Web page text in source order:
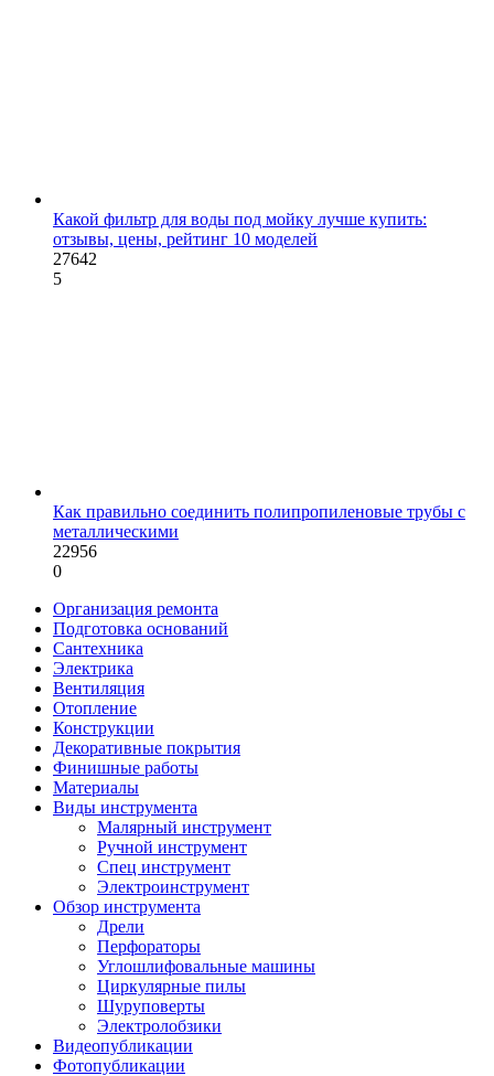
Какой фильтр для воды под мойку лучше купить:
отзывы, цены, рейтинг 10 моделей
27642
5
Как правильно соединить полипропиленовые трубы с
металлическими
22956
0
Организация ремонта
Подготовка оснований
Сантехника
Электрика
Вентиляция
Отопление
Конструкции
Декоративные покрытия
Финишные работы
Материалы
Виды инструмента
Малярный инструмент
Ручной инструмент
Спец инструмент
Электроинструмент
Обзор инструмента
Дрели
Перфораторы
Углошлифовальные машины
Циркулярные пилы
Шуруповерты
Электролобзики
Видеопубликации
Фотопубликации